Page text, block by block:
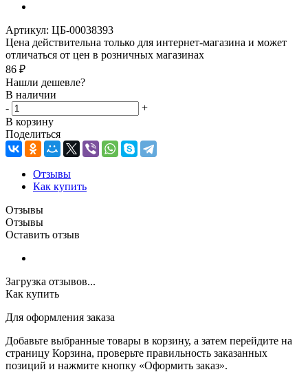
Артикул: ЦБ-00038393
Цена действительна только для интернет-магазина и может
отличаться от цен в розничных магазинах
86 ₽
Нашли дешевле?
В наличии
-
+
В корзину
Поделиться
Отзывы
Как купить
Отзывы
Отзывы
Оставить отзыв
Загрузка отзывов...
Как купить
Для оформления заказа
Добавьте выбранные товары в корзину, а затем перейдите на
страницу Корзина, проверьте правильность заказанных
позиций и нажмите кнопку «Оформить заказ».